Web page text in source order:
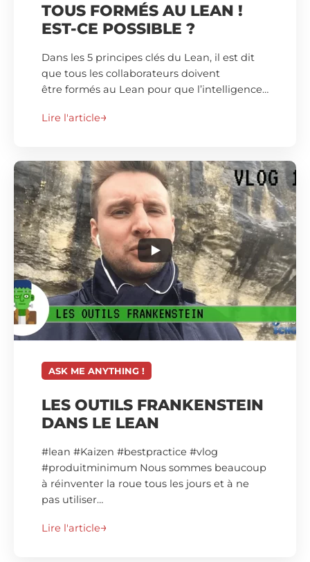
TOUS FORMÉS AU LEAN !
EST-CE POSSIBLE ?
Dans les 5 principes clés du Lean, il est dit
que tous les collaborateurs doivent
être formés au Lean pour que l’intelligence…
Lire l'article
ASK ME ANYTHING !
LES OUTILS FRANKENSTEIN
DANS LE LEAN
#lean #Kaizen #bestpractice #vlog
#produitminimum Nous sommes beaucoup
à réinventer la roue tous les jours et à ne
pas utiliser…
Lire l'article